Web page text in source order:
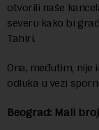
otvorili naše
severu kako bi
Tahiri.
Ona, međutim, nije
odluka u vezi
Beograd: Mali